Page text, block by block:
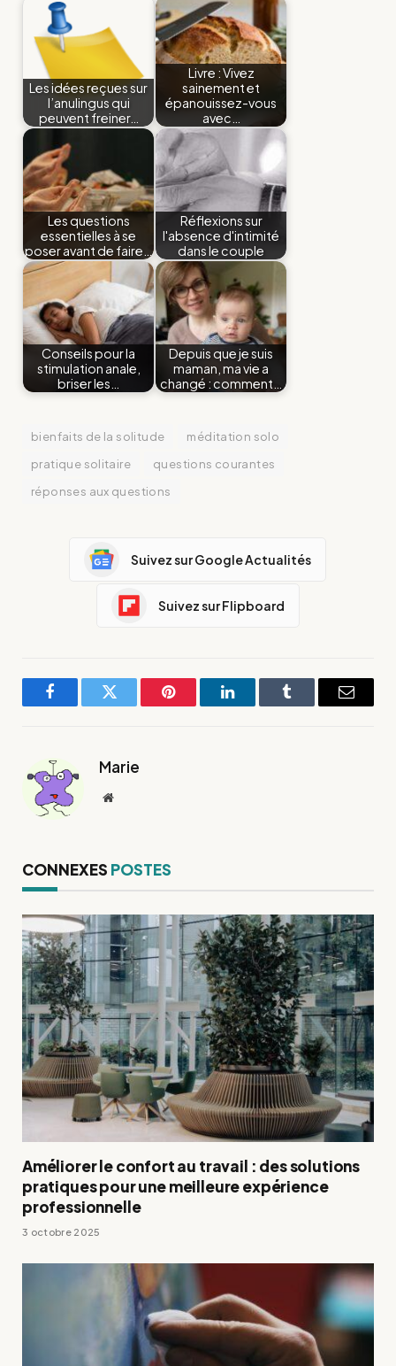
Les idées reçues sur
l’anulingus qui
peuvent freiner…
Livre : Vivez
sainement et
épanouissez-vous
avec…
Les questions
essentielles à se
poser avant de faire…
Réflexions sur
l'absence d'intimité
dans le couple
Conseils pour la
stimulation anale,
briser les…
Depuis que je suis
maman, ma vie a
changé : comment…
bienfaits de la solitude
méditation solo
pratique solitaire
questions courantes
réponses aux questions
Suivez sur Google Actualités
Suivez sur Flipboard
FacebookTwitter Pinterest LinkedInTumblr
E-
Marie
Site
CONNEXES POSTES
Améliorer le confort au travail : des solutions
pratiques pour une meilleure expérience
professionnelle
3 octobre 2025